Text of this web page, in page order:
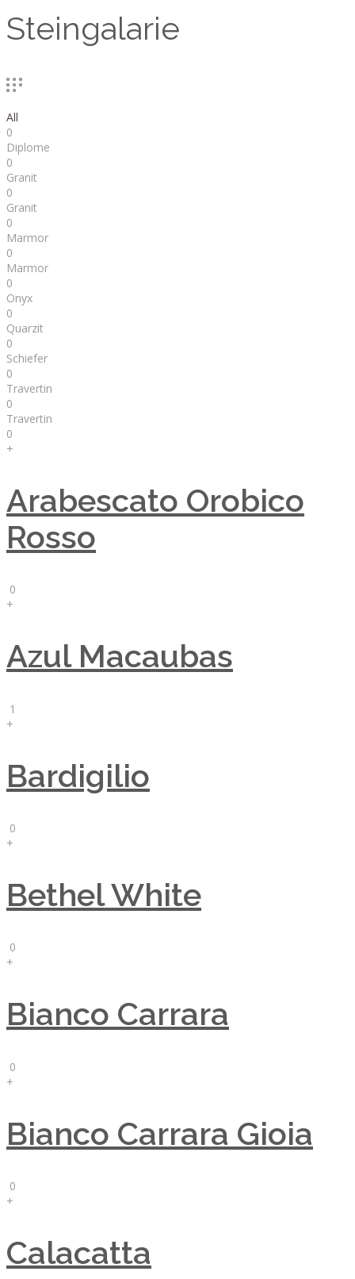
Steingalarie
All
0
Diplome
0
Granit
0
Granit
0
Marmor
0
Marmor
0
Onyx
0
Quarzit
0
Schiefer
0
Travertin
0
Travertin
0
+
Arabescato Orobico
Rosso
0
+
Azul Macaubas
1
+
Bardigilio
0
+
Bethel White
0
+
Bianco Carrara
0
+
Bianco Carrara Gioia
0
+
Calacatta